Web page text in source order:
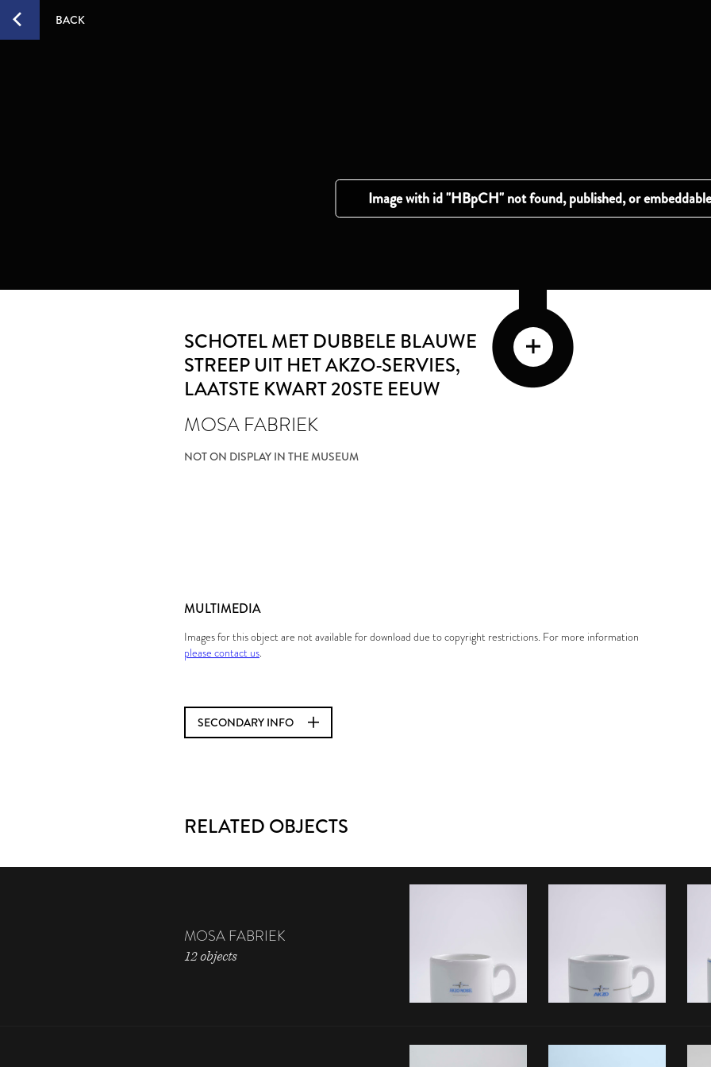
BACK
SCHOTEL MET DUBBELE BLAUWE
STREEP UIT HET AKZO-SERVIES,
LAATSTE KWART 20STE EEUW
MOSA FABRIEK
NOT ON DISPLAY IN THE MUSEUM
MULTIMEDIA
Images for this object are not available for download due to copyright restrictions. For more information
please contact us.
SECONDARY INFO
RELATED OBJECTS
MOSA FABRIEK
12 objects